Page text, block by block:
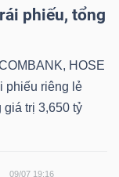
phiếu, tổng
HOSE
phiếu riêng lẻ
giá trị 3,650 tỷ
09/07 19:16